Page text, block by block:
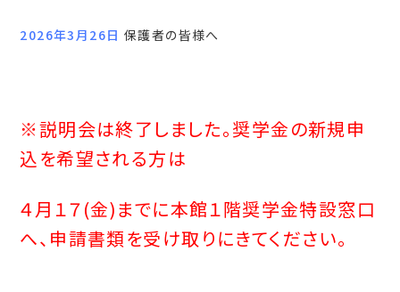
2026年3月26日 保護者の皆様へ
※説明会は終了しました。奨学金の新規申
込を希望される方は
４月１７(金)までに本館１階奨学金特設窓口
へ、申請書類を受け取りにきてください。